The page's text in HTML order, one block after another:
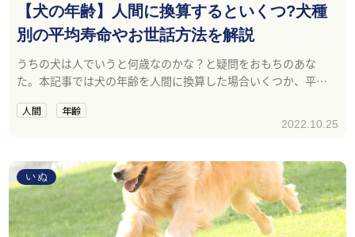
【犬の年齢】人間に換算するといくつ?犬種
別の平均寿命やお世話方法を解説
うちの犬は人でいうと何歳なのかな？と疑問をおもちのあな
た。本記事では犬の年齢を人間に換算した場合いくつか、平均
人間 年齢
2022.10.25
いぬ